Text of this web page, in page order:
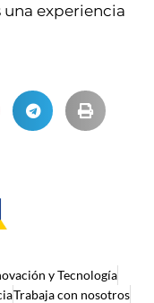
experiencia
y Tecnología
Trabaja con nosotros